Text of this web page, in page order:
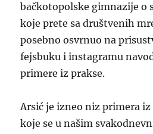
bačkotopolske gimnazije o
koje prete sa društvenih
posebno osvrnuo na
fejsbuku i instagramu
primere iz prakse.
Arsić je izneo niz primera iz
koje se u našim